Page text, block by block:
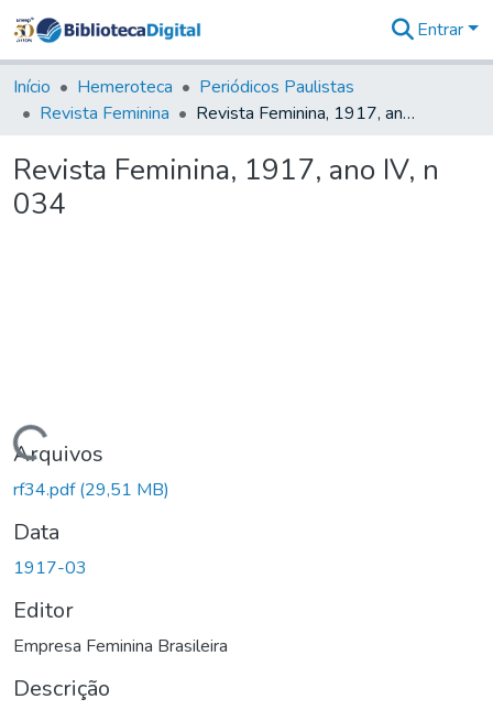
&
Coleções
Tudo na
Digital
Entrar
Início Hemeroteca
Periódicos Paulistas
Revista Feminina
Revista Feminina, 1917, ano IV, n 034
Revista Feminina, 1917, ano IV, n
034
Carregando...
Arquivos
rf34.pdf(29,51 MB)
Data
1917-03
Editor
Empresa Feminina Brasileira
Descrição